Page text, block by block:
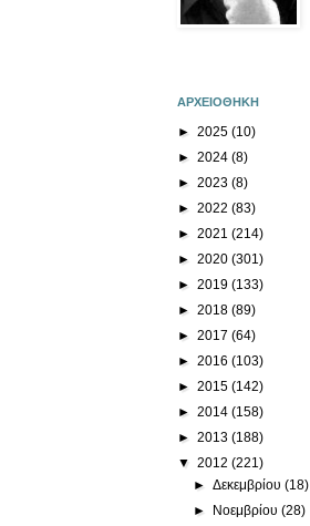
ΑΡΧΕΙΟΘΗΚΗ
► 2025 (10)
► 2024 (8)
► 2023 (8)
► 2022 (83)
► 2021 (214)
► 2020 (301)
► 2019 (133)
► 2018 (89)
► 2017 (64)
► 2016 (103)
► 2015 (142)
► 2014 (158)
► 2013 (188)
▼ 2012 (221)
►Δεκεμβρίου(18)
► Νοεμβρίου(28)